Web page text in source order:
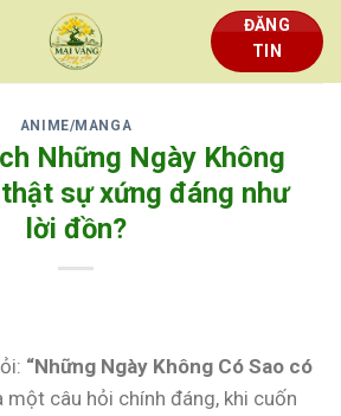
ĐĂNG
TIN
ANIME/MANGA
Những Ngày Không
sự xứng đáng như
lời đồn?
“Những Ngày Không Có Sao có
một câu hỏi chính đáng, khi cuốn